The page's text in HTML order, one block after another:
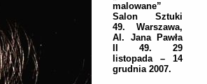
malowane”
Salon Sztuki
49. Warszawa,
Al. Jana Pawła
II 49. 29
listopada – 14
grudnia 2007.